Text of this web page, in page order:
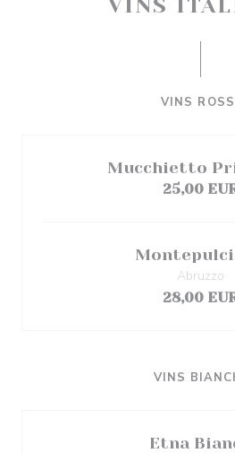
VINS
VINS
Mucchietto
25,00
Abruzzo
28,00
VINS
Etna